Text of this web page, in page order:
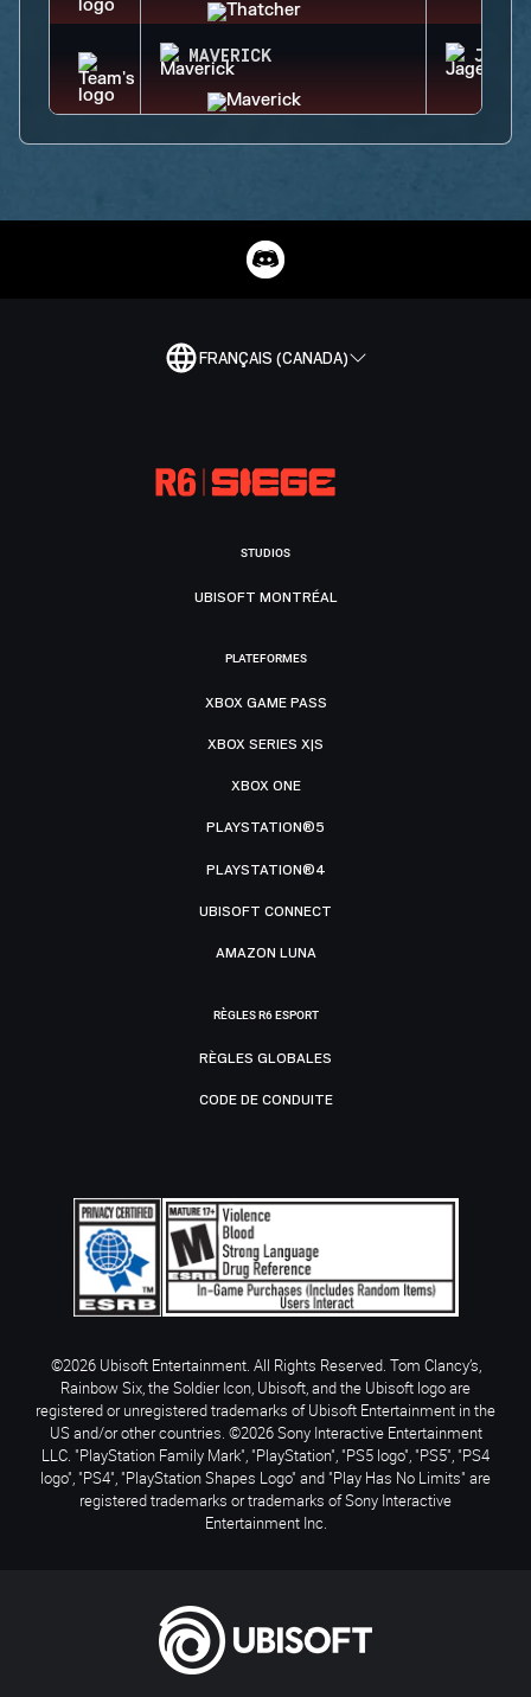
MAVERICK JAGER
FRANÇAIS (CANADA)
STUDIOS
UBISOFT MONTRÉAL
PLATEFORMES
XBOX GAME PASS
XBOX SERIES X|S
XBOX ONE
PLAYSTATION®5
PLAYSTATION®4
UBISOFT CONNECT
AMAZON LUNA
RÈGLES R6 ESPORT
RÈGLES GLOBALES
CODE DE CONDUITE
©2026 Ubisoft Entertainment. All Rights Reserved. Tom Clancy’s,
Rainbow Six, the Soldier Icon, Ubisoft, and the Ubisoft logo are
registered or unregistered trademarks of Ubisoft Entertainment in the
US and/or other countries. ©2026 Sony Interactive Entertainment
LLC. "PlayStation Family Mark", "PlayStation", "PS5 logo", "PS5", "PS4
logo", "PS4", "PlayStation Shapes Logo" and "Play Has No Limits" are
registered trademarks or trademarks of Sony Interactive
Entertainment Inc.